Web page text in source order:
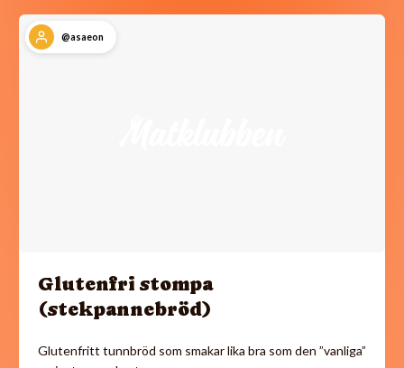
@asaeon
Glutenfri stompa
(stekpannebröd)
Glutenfritt tunnbröd som smakar lika bra som den ”vanliga”